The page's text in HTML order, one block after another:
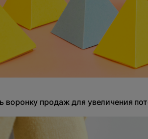
воронку продаж для увеличения